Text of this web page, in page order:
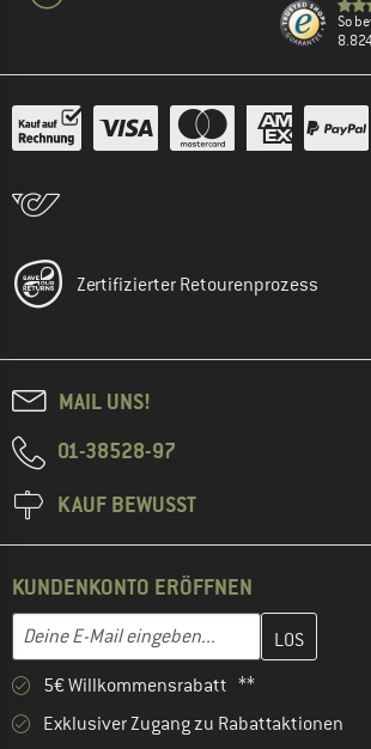
So
Zertifizierter Retourenprozess
MAIL UNS!
01-38528-97
KAUF BEWUSST
KUNDENKONTO ERÖFFNEN
E-Mail-Adresse
Gib hier deine E-Mail-Adresse ein und
5€ Willkommensrabatt **
Exklusiver Zugang zu Rabattaktionen